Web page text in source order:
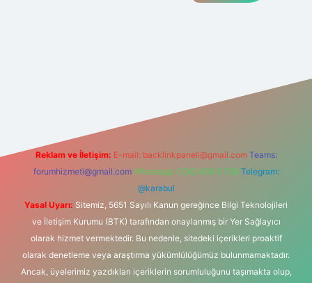
Reklam ve İletişim: E-mail: backlinkpaneli@gmail.com Teams:
forumhizmeti@gmail.com Whatsapp: 0262 606 0 726 Telegram:
@karabul
Yasal Uyarı: Sitemiz, 5651 Sayılı Kanun gereğince Bilgi Teknolojileri
ve İletişim Kurumu (BTK) tarafından onaylanmış bir Yer Sağlayıcı
olarak hizmet vermektedir. Bu nedenle, sitedeki içerikleri proaktif
olarak denetleme veya araştırma yükümlülüğümüz bulunmamaktadır.
Ancak, üyelerimiz yazdıkları içeriklerin sorumluluğunu taşımakta olup,